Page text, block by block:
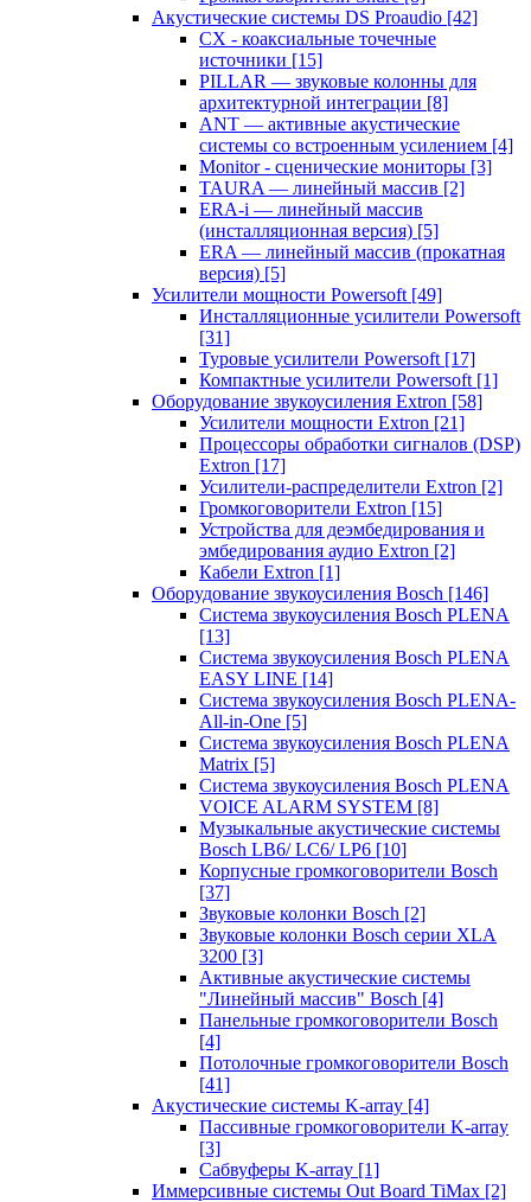
Акустические системы DS Proaudio [42]
CX - коаксиальные точечные
источники [15]
PILLAR — звуковые колонны для
архитектурной интеграции [8]
ANT — активные акустические
системы со встроенным усилением [4]
Monitor - сценические мониторы [3]
TAURA — линейный массив [2]
ERA-i — линейный массив
(инсталляционная версия) [5]
ERA — линейный массив (прокатная
версия) [5]
Усилители мощности Powersoft [49]
Инсталляционные усилители Powersoft
[31]
Туровые усилители Powersoft [17]
Компактные усилители Powersoft [1]
Оборудование звукоусиления Extron [58]
Усилители мощности Extron [21]
Процессоры обработки сигналов (DSP)
Extron [17]
Усилители-распределители Extron [2]
Громкоговорители Extron [15]
Устройства для деэмбедирования и
эмбедирования аудио Extron [2]
Кабели Extron [1]
Оборудование звукоусиления Bosch [146]
Система звукоусиления Bosch PLENA
[13]
Система звукоусиления Bosch PLENA
EASY LINE [14]
Система звукоусиления Bosch PLENA-
All-in-One [5]
Система звукоусиления Bosch PLENA
Matrix [5]
Система звукоусиления Bosch PLENA
VOICE ALARM SYSTEM [8]
Музыкальные акустические системы
Bosch LB6/ LC6/ LP6 [10]
Корпусные громкоговорители Bosch
[37]
Звуковые колонки Bosch [2]
Звуковые колонки Bosch серии XLA
3200 [3]
Активные акустические системы
"Линейный массив" Bosch [4]
Панельные громкоговорители Bosch
[4]
Потолочные громкоговорители Bosch
[41]
Акустические системы K-array [4]
Пассивные громкоговорители K-array
[3]
Сабвуферы K-array [1]
Иммерсивные системы Out Board TiMax [2]